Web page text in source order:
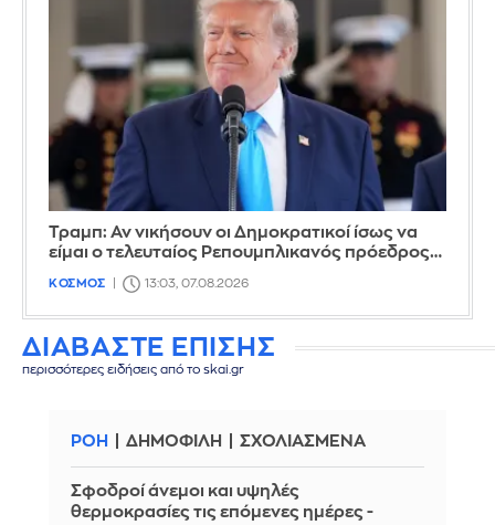
Τραμπ: Αν νικήσουν οι Δημοκρατικοί ίσως να
είμαι ο τελευταίος Ρεπουμπλικανός πρόεδρος…
ΚΟΣΜΟΣ 13:03, 07.08.2026
ΔΙΑΒΑΣΤΕ ΕΠΙΣΗΣ
περισσότερες ειδήσεις από το skai.gr
ΡΟΗ ΔΗΜΟΦΙΛΗ ΣΧΟΛΙΑΣΜΕΝΑ
Σφοδροί άνεμοι και υψηλές
θερμοκρασίες τις επόμενες ημέρες -